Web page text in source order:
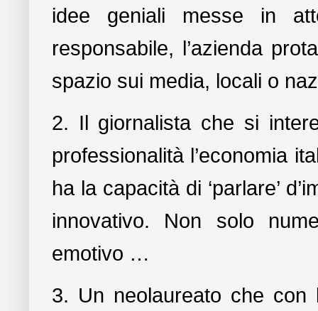
idee geniali messe in
responsabile, l’azienda
spazio sui media, locali o
2. Il giornalista che si
professionalità l’economia
ha la capacità di ‘parlare’
innovativo. Non solo
emotivo …
3. Un neolaureato che con